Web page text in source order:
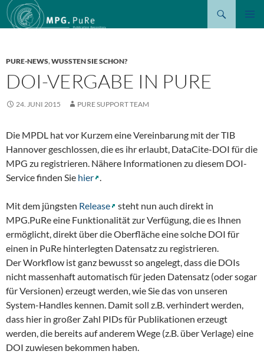
Suchen
ZUM
PURE-NEWS,WUSSTEN SIE SCHON?
DOI-VERGABE IN PURE
24. JUNI 2015 PURE SUPPORT TEAM
Die MPDL hat vor Kurzem eine Vereinbarung mit der TIB
Hannover geschlossen, die es ihr erlaubt, DataCite-DOI für die
MPG zu registrieren. Nähere Informationen zu diesem DOI-
Service finden Sie hier .
Mit dem jüngsten Release
steht nun auch direkt in
MPG.PuRe eine Funktionalität zur Verfügung, die es Ihnen
ermöglicht, direkt über die Oberfläche eine solche DOI für
einen in PuRe hinterlegten Datensatz zu registrieren.
Der Workflow ist ganz bewusst so angelegt, dass die DOIs
nicht massenhaft automatisch für jeden Datensatz (oder sogar
für Versionen) erzeugt werden, wie Sie das von unseren
System-Handles kennen. Damit soll z.B. verhindert werden,
dass hier in großer Zahl PIDs für Publikationen erzeugt
werden, die bereits auf anderem Wege (z.B. über Verlage) eine
DOI zuwiesen bekommen haben.